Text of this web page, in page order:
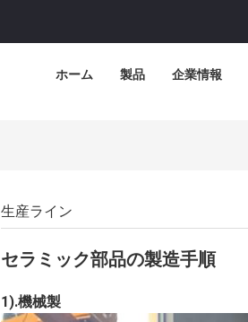
ホーム 製品 企業情報
生産ライン
セラミック部品の製造手順
1).機械製